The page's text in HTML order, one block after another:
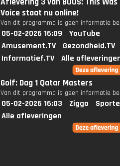
Voice staat nu online!
Van dit programma is geen informatie
05-02-2026 16:09
YouTube
Amusement.TV
Gezondheid.TV
Informatief.TV
Alle
Golf: Dag 1 Qatar Masters
Van dit programma is geen informatie
05-02-2026 16:03 Ziggo
Alle afleveringen